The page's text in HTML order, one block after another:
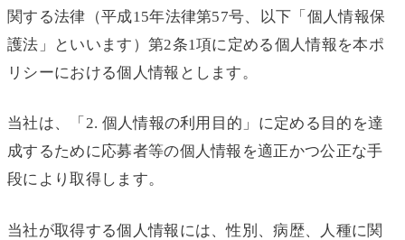
関する法律（平成15年法律第57号、以下「個人情報保
護法」といいます）第2条1項に定める個人情報を本ポ
リシーにおける個人情報とします。
当社は、「2. 個人情報の利用目的」に定める目的を達
成するために応募者等の個人情報を適正かつ公正な手
段により取得します。
当社が取得する個人情報には、性別、病歴、人種に関